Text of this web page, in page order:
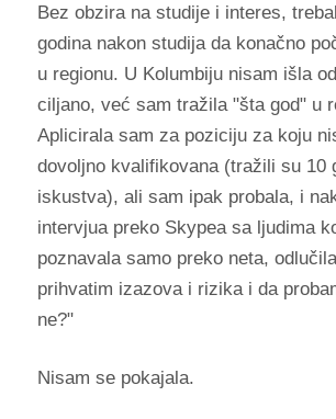
Bez obzira na studije i interes,
godina nakon studija da konačno
u regionu. U Kolumbiju nisam išla
ciljano, već sam tražila "šta god" u
Aplicirala sam za poziciju za koju
dovoljno kvalifikovana (tražili su 10
iskustva), ali sam ipak probala, i
intervjua preko Skypea sa ljudima
poznavala samo preko neta,
prihvatim izazova i rizika i da
ne?"
Nisam se pokajala.